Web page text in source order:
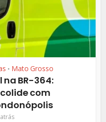
• Mato Grosso
BR-364:
com